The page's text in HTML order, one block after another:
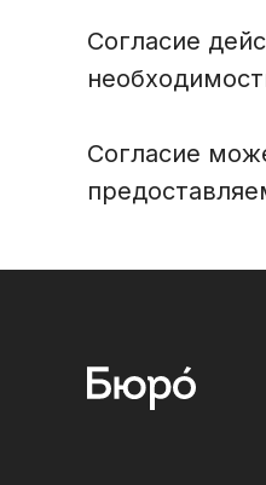
Согласие
Согласие